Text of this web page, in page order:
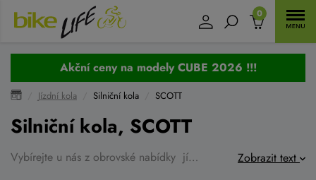
0
Akční ceny na modely CUBE 2026 !!!
Jízdní kola Silniční kola SCOTT
Silniční kola, SCOTT
Vybírejte u nás z obrovské nabídky jízdních kol SCOTT- MTB
Zobrazit text